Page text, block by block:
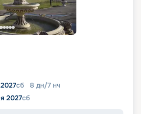
сб 8 дн/7 нч
2027сб